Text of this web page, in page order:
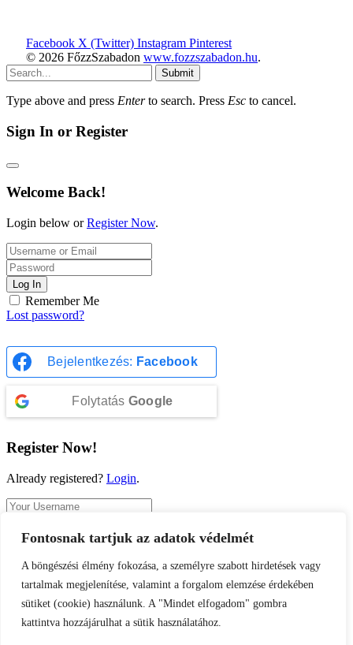
Fontosnak tartjuk az adatok védelmét
A böngészési élmény fokozása, a személyre szabott hirdetések vagy
tartalmak megjelenítése, valamint a forgalom elemzése érdekében
sütiket (cookie) használunk. A "Mindet elfogadom" gombra
kattintva hozzájárulhat a sütik használatához.
Facebook X (Twitter) Instagram Pinterest
© 2026 FőzzSzabadon www.fozzszabadon.hu.
Submit
Type above and press Enterto search. Press Esc to cancel.
Sign In or Register
Welcome Back!
Login below orRegister Now.
Log In
Remember Me
Lost password?
Bejelentkezés: Facebook
Folytatás Google
Register Now!
Already registered? Login.
Register
A password will be e-mailed to you.
Bejelentkezés:Facebook